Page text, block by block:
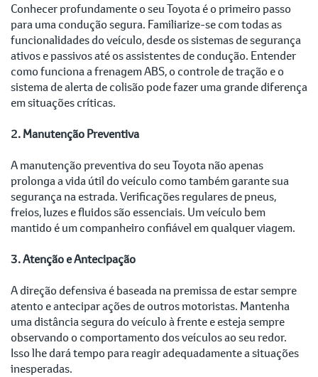
Conhecer profundamente o seu Toyota é o primeiro passo
para uma condução segura. Familiarize-se com todas as
funcionalidades do veículo, desde os sistemas de segurança
ativos e passivos até os assistentes de condução. Entender
como funciona a frenagem ABS, o controle de tração e o
sistema de alerta de colisão pode fazer uma grande diferença
em situações críticas.
2. Manutenção Preventiva
A manutenção preventiva do seu Toyota não apenas
prolonga a vida útil do veículo como também garante sua
segurança na estrada. Verificações regulares de pneus,
freios, luzes e fluidos são essenciais. Um veículo bem
mantido é um companheiro confiável em qualquer viagem.
3. Atenção e Antecipação
A direção defensiva é baseada na premissa de estar sempre
atento e antecipar ações de outros motoristas. Mantenha
uma distância segura do veículo à frente e esteja sempre
observando o comportamento dos veículos ao seu redor.
Isso lhe dará tempo para reagir adequadamente a situações
inesperadas.